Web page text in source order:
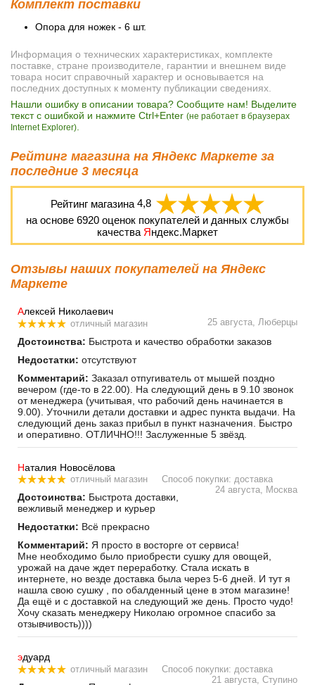
Комплект поставки
Опора для ножек - 6 шт.
Информация о технических характеристиках, комплекте
поставке, стране производителе, гарантии и внешнем виде
товара носит справочный характер и основывается на
последних доступных к моменту публикации сведениях.
Нашли ошибку в описании товара? Сообщите нам! Выделите
текст с ошибкой и нажмите Ctrl+Enter (не работает в браузерах
Internet Explorer)
Рейтинг магазина на Яндекс Маркете за
последние 3 месяца
Рейтинг магазина 4,8
на основе 6920 оценок покупателей и данных службы
качества Яндекс.Маркет
Отзывы наших покупателей на Яндекс
Маркете
Алексей Николаевич
отличный магазин 25 августа, Люберцы
Достоинства: Быстрота и качество обработки заказов
Недостатки: отсутствуют
Комментарий: Заказал отпугиватель от мышей поздно
вечером (где-то в 22.00). На следующий день в 9.10 звонок
от менеджера (учитывая, что рабочий день начинается в
9.00). Уточнили детали доставки и адрес пункта выдачи. На
следующий день заказ прибыл в пункт назначения. Быстро
и оперативно. ОТЛИЧНО!!! Заслуженные 5 звёзд.
Наталия Новосёлова
отличный магазин
Способ покупки: доставка
24 августа, Москва
Достоинства: Быстрота доставки,
вежливый менеджер и курьер
Недостатки: Всё прекрасно
Комментарий: Я просто в восторге от сервиса!
Мне необходимо было приобрести сушку для овощей,
урожай на даче ждет переработку. Стала искать в
интернете, но везде доставка была через 5-6 дней. И тут я
нашла свою сушку , по обалденный цене в этом магазине!
Да ещё и с доставкой на следующий же день. Просто чудо!
Хочу сказать менеджеру Николаю огромное спасибо за
отзывчивость))))
эдуард
отличный магазин
Способ покупки: доставка
21 августа, Ступино